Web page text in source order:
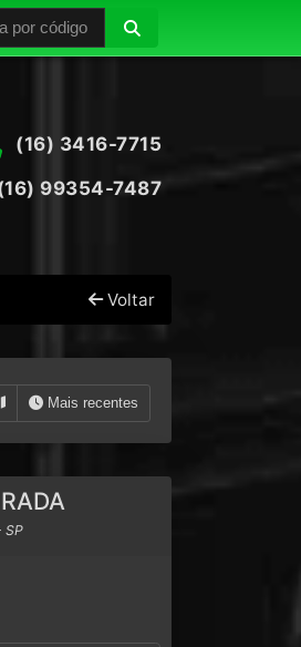
(16) 3416-7715
99354-7487
Voltar
Mais recentes
SP